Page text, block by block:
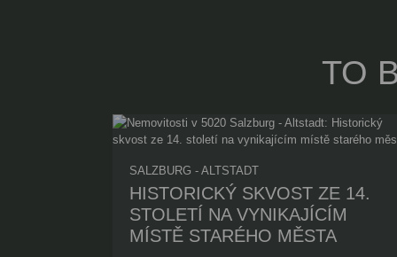
TO
SALZBURG - ALTSTADT
HISTORICKÝ SKVOST ZE 14.
STOLETÍ NA VYNIKAJÍCÍM
MÍSTĚ STARÉHO MĚSTA